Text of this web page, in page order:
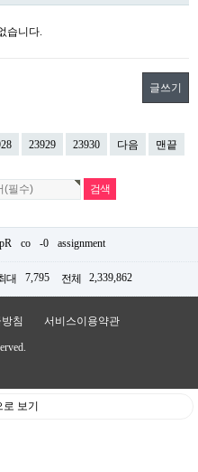
습니다.
글쓰기
23929 23930 다음 맨끝
pR co -0 assignment
대 7,795 전체 2,339,862
침 서비스이용약관
보기